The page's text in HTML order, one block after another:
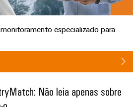
especializado para
Não leia apenas sobre